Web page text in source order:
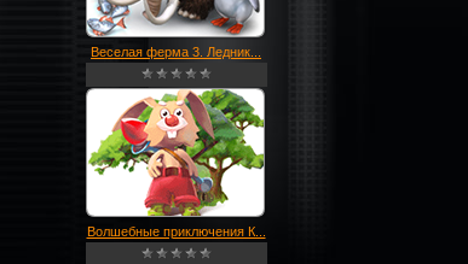
Веселая ферма 3. Ледник...
Волшебные приключения К...